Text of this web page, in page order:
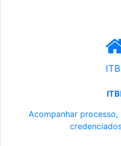
Acompanhar